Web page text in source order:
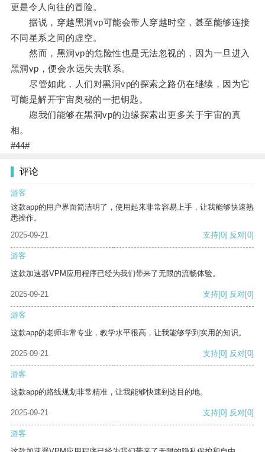
更是令人向往的冒险。
据说，穿越黑洞vp可能会带人穿越时空，甚至能够连接
不同星系之间的虚空。
然而，黑洞vp的危险性也是无法忽视的，因为一旦进入
黑洞vp，便会永远失去联系。
尽管如此，人们对黑洞vp的探索之路仍在继续，因为它
可能是解开宇宙奥秘的一把钥匙。
愿我们能够在黑洞vp的边缘探索出更多关于宇宙的真
相。
#44#
评论
游客
这款app的用户界面简洁明了，使用起来非常容易上手，让我能够快速熟
悉操作。
2025-09-21
支持[0] 反对[0]
游客
这款加速器VPM应用程序已经为我们带来了无限的流畅体验。
2025-09-21 支持[0] 反对[0]
游客
这款app的老师非常专业，教学水平很高，让我能够学到实用的知识。
2025-09-21 支持[0] 反对[0]
游客
这款app的路线规划非常精准，让我能够快速到达目的地。
2025-09-21 支持[0] 反对[0]
游客